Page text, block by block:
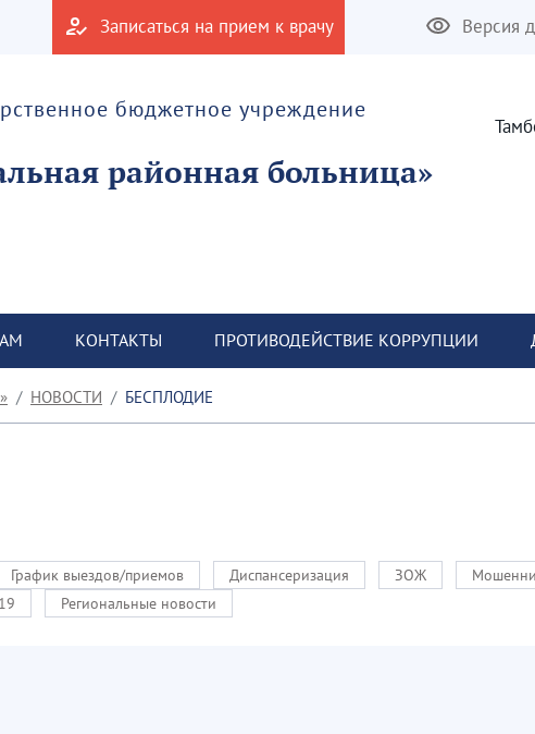
Записаться на прием к врачу Версия
бюджетное учреждение
районная больница»
КОНТАКТЫ ПРОТИВОДЕЙСТВИЕ КОРРУПЦИИ
НОВОСТИ БЕСПЛОДИЕ
График выездов/приемов Диспансеризация ЗОЖ
Региональные новости